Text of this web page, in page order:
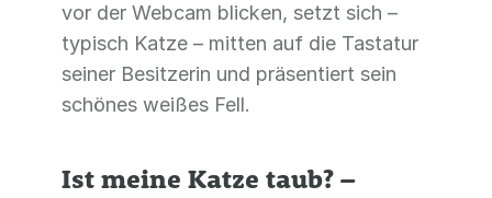
vor der Webcam blicken, setzt sich –
typisch Katze – mitten auf die Tastatur
seiner Besitzerin und präsentiert sein
schönes weißes Fell.
Ist meine Katze taub? –